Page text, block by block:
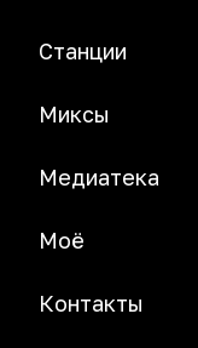
Станции
Миксы
Медиатека
Моё
Контакты